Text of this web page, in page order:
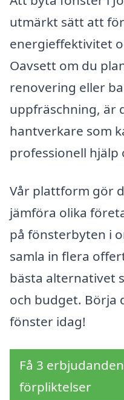
utmärkt sätt att
energieffektivitet
Oavsett om du
renovering eller
uppfräschning, är
hantverkare som
professionell hjälp
Vår plattform gör
jämföra olika
på fönsterbyten i
samla in flera
bästa alternativet
och budget. Börja
fönster idag!
Få 3
förpliktelser